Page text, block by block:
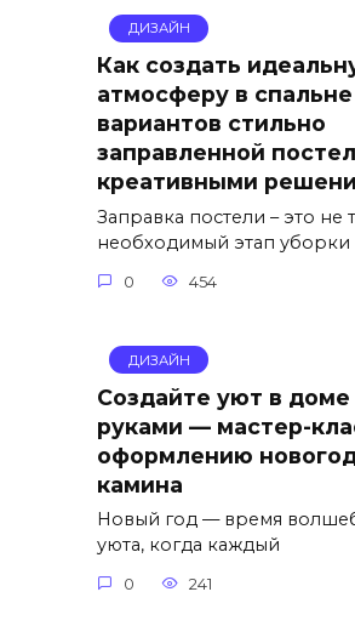
ДИЗАЙН
Как создать
атмосферу в
вариантов стильно
заправленной
креативными
Заправка постели – это не
необходимый этап уборки
0 454
ДИЗАЙН
Создайте уют в
руками — мастер-
оформлению
камина
Новый год — время
уюта, когда каждый
0 241